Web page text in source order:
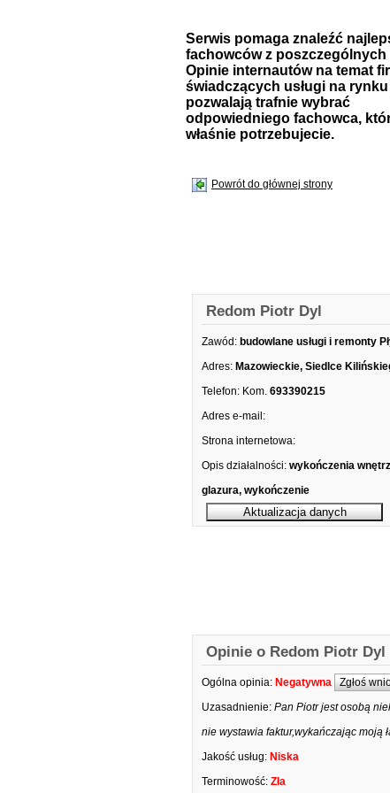
Serwis pomaga znaleźć
fachowców z poszczególnych
Opinie internautów na temat
świadczących usługi na
pozwalają trafnie wybrać
odpowiedniego fachowca,
właśnie potrzebujecie.
Powrót do głównej strony
Redom Piotr Dyl
Zawód: budowlane usługi i remonty
Adres: Mazowieckie, Siedlce
Telefon: Kom. 693390215
Adres e-mail:
Strona internetowa:
Opis działalności: wykończenia wnętrz
glazura, wykończenie
Opinie o Redom Piotr Dyl
Ogólna opinia: Negatywna Zgłoś
Uzasadnienie: Pan Piotr jest osobą
nie wystawia faktur,wykańczając moją
Jakość usług: Niska
Terminowość: Zła